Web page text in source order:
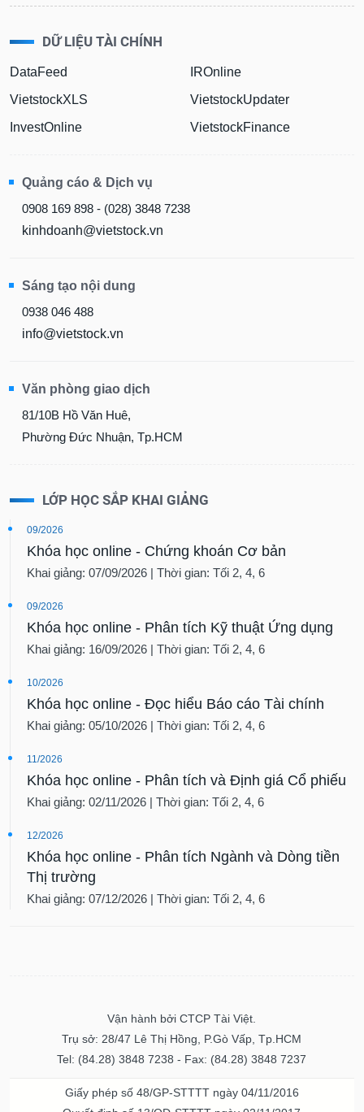
DỮ LIỆU TÀI CHÍNH
DataFeed
VietstockXLS
InvestOnline
IROnline
VietstockUpdater
VietstockFinance
Quảng cáo & Dịch vụ
0908 169 898 - (028) 3848 7238
kinhdoanh@vietstock.vn
Sáng tạo nội dung
0938 046 488
info@vietstock.vn
Văn phòng giao dịch
81/10B Hồ Văn Huê,
Phường Đức Nhuận, Tp.HCM
LỚP HỌC SẮP KHAI GIẢNG
09/2026
Khóa học online - Chứng khoán Cơ bản
Khai giảng: 07/09/2026 | Thời gian: Tối 2, 4, 6
09/2026
Khóa học online - Phân tích Kỹ thuật Ứng dụng
Khai giảng: 16/09/2026 | Thời gian: Tối 2, 4, 6
10/2026
Khóa học online - Đọc hiểu Báo cáo Tài chính
Khai giảng: 05/10/2026 | Thời gian: Tối 2, 4, 6
11/2026
Khóa học online - Phân tích và Định giá Cổ phiếu
Khai giảng: 02/11/2026 | Thời gian: Tối 2, 4, 6
12/2026
Khóa học online - Phân tích Ngành và Dòng tiền
Thị trường
Khai giảng: 07/12/2026 | Thời gian: Tối 2, 4, 6
Vận hành bởi CTCP Tài Việt.
Trụ sở: 28/47 Lê Thị Hồng, P.Gò Vấp, Tp.HCM
Tel: (84.28) 3848 7238 - Fax: (84.28) 3848 7237
Giấy phép số 48/GP-STTTT ngày 04/11/2016